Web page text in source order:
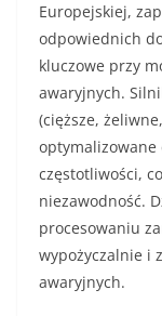
Europejskiej,
odpowiednich
kluczowe przy
awaryjnych.
(cięższe,
częstotliwości,
niezawodność.
procesowaniu
wypożyczalnie i
awaryjnych.